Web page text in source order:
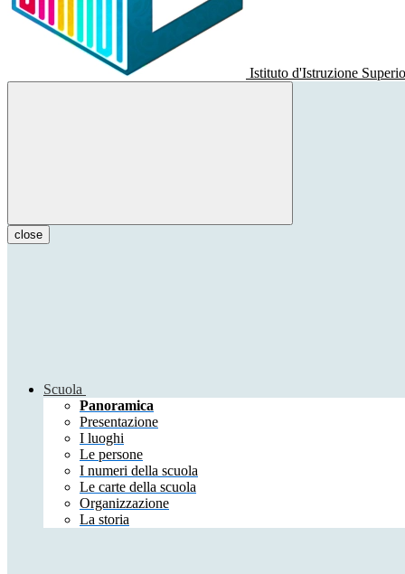
Istituto d'Istruzione
close
Scuola
Panoramica
Presentazione
I luoghi
Le persone
I numeri della scuola
Le carte della scuola
Organizzazione
La storia